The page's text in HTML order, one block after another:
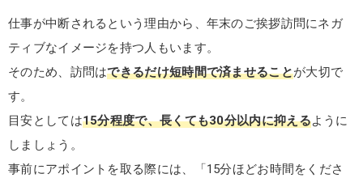
仕事が中断されるという理由から、年末のご挨拶訪問にネガ
ティブなイメージを持つ人もいます。
そのため、訪問はできるだけ短時間で済ませることが大切で
す。
目安としては15分程度で、長くても30分以内に抑えるように
しましょう。
事前にアポイントを取る際には、「15分ほどお時間をくださ